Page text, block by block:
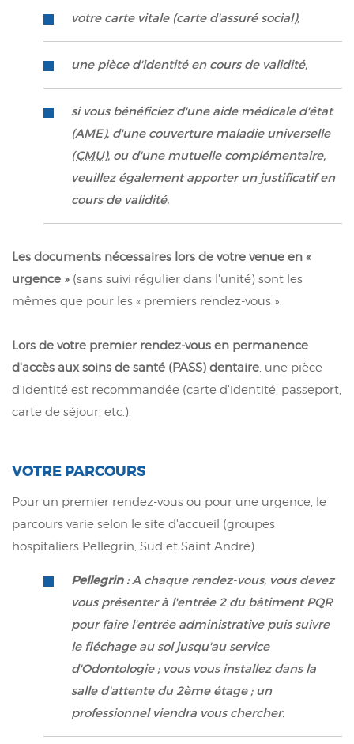
votre carte vitale (carte d'assuré social),
une pièce d'identité en cours de validité,
si vous bénéficiez d'une aide médicale d'état
(AME), d'une couverture maladie universelle
(CMU), ou d'une mutuelle complémentaire,
veuillez également apporter un justificatif en
cours de validité.
Les documents nécessaires lors de votre venue en «
urgence » (sans suivi régulier dans l'unité) sont les
mêmes que pour les « premiers rendez-vous ».
Lors de votre premier rendez-vous en permanence
d'accès aux soins de santé (PASS) dentaire, une pièce
d'identité est recommandée (carte d'identité, passeport,
carte de séjour, etc.).
VOTRE PARCOURS
Pour un premier rendez-vous ou pour une urgence, le
parcours varie selon le site d'accueil (groupes
hospitaliers Pellegrin, Sud et Saint André).
Pellegrin :A chaque rendez-vous, vous devez
vous présenter à l'entrée 2 du bâtiment PQR
pour faire l'entrée administrative puis suivre
le fléchage au sol jusqu'au service
d'Odontologie ; vous vous installez dans la
salle d'attente du 2ème étage ; un
professionnel viendra vous chercher.